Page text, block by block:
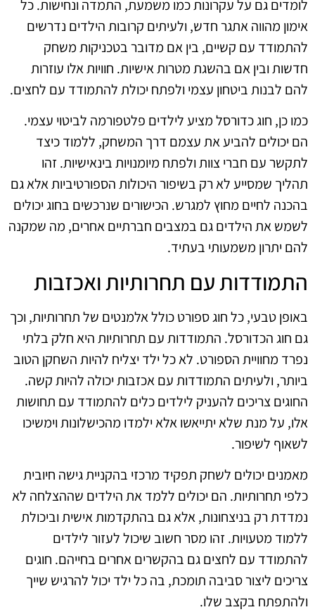
לומדים גם על עקרונות כמו משמעת, התמדה ונחישות. כל
אימון מהווה אתגר חדש, ולעיתים קרובות הילדים נדרשים
להתמודד עם קשיים, בין אם מדובר בטכניקות משחק
חדשות ובין אם בהשגת מטרות אישיות. חוויות אלו עוזרות
להם לבנות ביטחון עצמי ולפתח יכולת להתמודד עם לחצים.
כמו כן, חוג כדורסל מציע לילדים פלטפורמה לביטוי עצמי.
הם יכולים להביע את עצמם דרך המשחק, ללמוד כיצד
לתקשר עם חברי צוות ולפתח מיומנויות בינאישיות. זהו
תהליך שמסייע לא רק בשיפור היכולות הספורטיביות אלא גם
בהכנה לחיים מחוץ למגרש. הכישורים שנרכשים בחוג יכולים
לשמש את הילדים גם במצבים חברתיים אחרים, מה שמקנה
להם יתרון משמעותי בעתיד.
התמודדות עם תחרותיות ואכזבות
באופן טבעי, כל חוג ספורט כולל אלמנטים של תחרותיות, וכך
גם חוג הכדורסל. התמודדות עם תחרותיות היא חלק בלתי
נפרד מחוויית הספורט. לא כל ילד יצליח להיות השחקן הטוב
ביותר, ולעיתים התמודדות עם אכזבות יכולה להיות קשה.
החוגים צריכים להעניק לילדים כלים להתמודד עם תחושות
אלו, על מנת שלא יתייאשו אלא ילמדו מהכישלונות וימשיכו
לשאוף לשיפור.
מאמנים יכולים לשחק תפקיד מרכזי בהקניית גישה חיובית
כלפי תחרותיות. הם יכולים ללמד את הילדים שההצלחה לא
נמדדת רק בניצחונות, אלא גם בהתקדמות אישית וביכולת
ללמוד מטעויות. זהו מסר חשוב שיכול לעזור לילדים
להתמודד עם לחצים גם בהקשרים אחרים בחייהם. חוגים
צריכים ליצור סביבה תומכת, בה כל ילד יכול להרגיש שייך
ולהתפתח בקצב שלו.